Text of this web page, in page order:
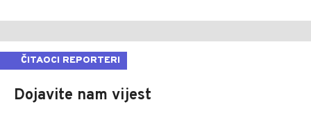
ČITAOCI REPORTERI
Dojavite nam vijest